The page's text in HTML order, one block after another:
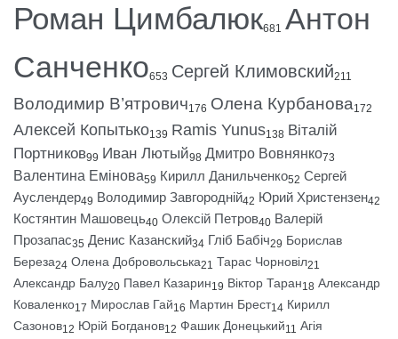
Роман Цимбалюк681 Антон
Санченко653 Сергей Климовский211
Володимир В’ятрович176 Олена Курбанова172
Алексей Копытько139 Ramis Yunus138 Віталій
Портников99 Иван Лютый98 Дмитро Вовнянко73
Валентина Емінова59 Кирилл Данильченко52 Сергей
Ауслендер49 Володимир Завгородній42 Юрий Христензен42
Костянтин Машовець40 Олексій Петров40 Валерій
Прозапас35 Денис Казанский34 Гліб Бабіч29 Борислав
Береза24 Олена Добровольська21 Тарас Чорновіл21
Александр Балу20 Павел Казарин19 Віктор Таран18 Александр
Коваленко17 Мирослав Гай16 Мартин Брест14 Кирилл
Сазонов12 Юрій Богданов12 Фашик Донецький11 Агія